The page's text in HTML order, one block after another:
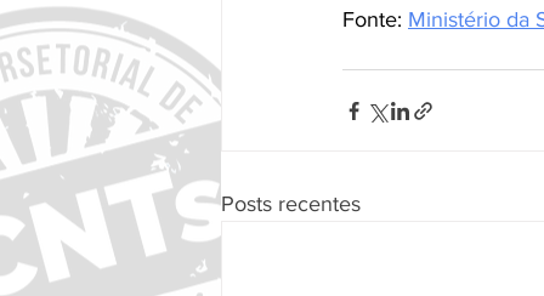
Fonte: Ministério da
Posts recentes